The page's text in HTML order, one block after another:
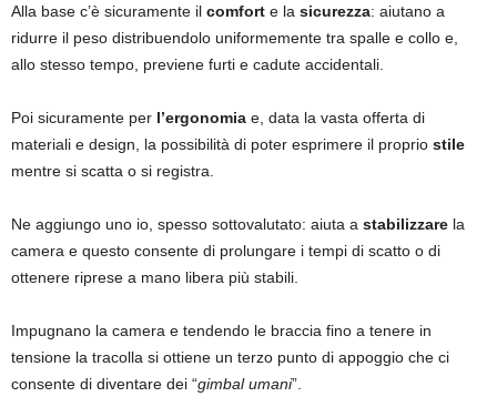
Alla base c’è sicuramente il comfort e la sicurezza: aiutano a
ridurre il peso distribuendolo uniformemente tra spalle e collo e,
allo stesso tempo, previene furti e cadute accidentali.
Poi sicuramente per l’ergonomia e, data la vasta offerta di
materiali e design, la possibilità di poter esprimere il proprio stile
mentre si scatta o si registra.
Ne aggiungo uno io, spesso sottovalutato: aiuta a stabilizzare la
camera e questo consente di prolungare i tempi di scatto o di
ottenere riprese a mano libera più stabili.
Impugnano la camera e tendendo le braccia fino a tenere in
tensione la tracolla si ottiene un terzo punto di appoggio che ci
consente di diventare dei “gimbal umani”.